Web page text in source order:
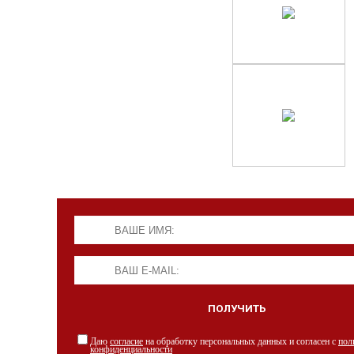
Даю согласие на обработку персональных данных и согласен с
конфиденциальности